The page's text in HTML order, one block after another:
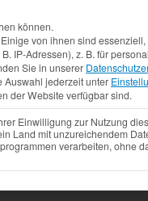
Aktuelles
können.
von ihnen sind
IP-Adressen), z. B. für
Sie in unserer
Auswahl jederzeit unter
der Website verfügbar sind.
Einwilligung zur Nutzung
Land mit unzureichendem
verarbeiten, ohne